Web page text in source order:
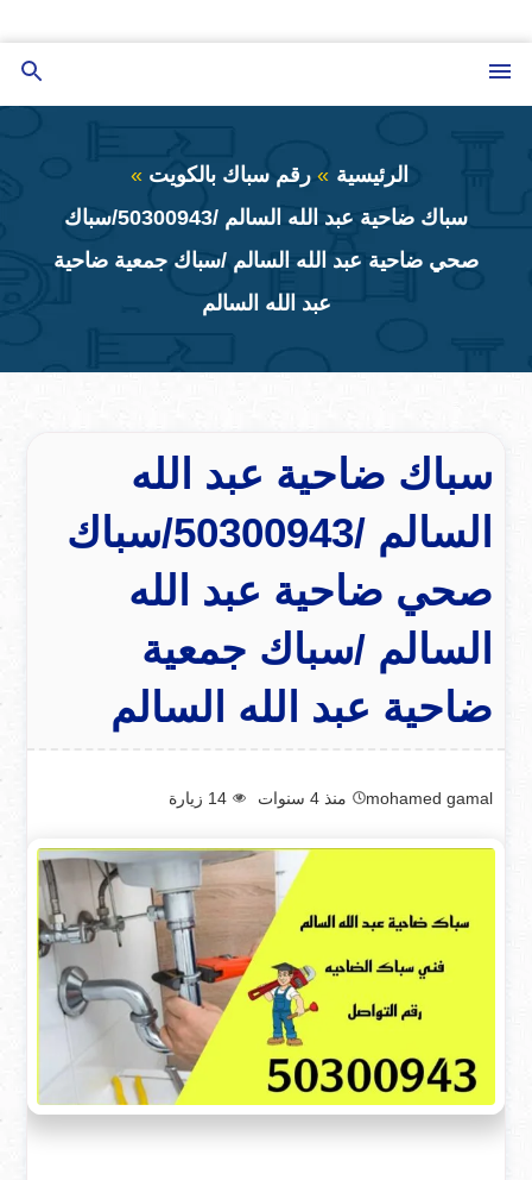
إلى
المحتوى
الرئيسية
رقم سباك بالكويت
سباك ضاحية عبد الله السالم /50300943/سباك
صحي ضاحية عبد الله السالم /سباك جمعية ضاحية
عبد الله السالم
سباك ضاحية عبد الله
السالم /50300943/سباك
صحي ضاحية عبد الله
السالم /سباك جمعية
ضاحية عبد الله السالم
mohamed gamal منذ 4 سنوات 14 زيارة